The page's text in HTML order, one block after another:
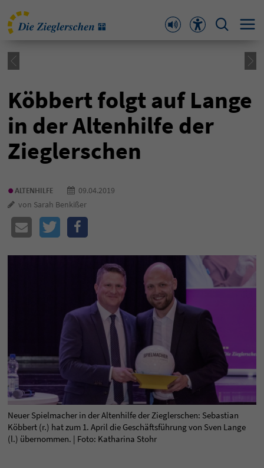
Köbbert folgt auf Lange
in der Altenhilfe der
Zieglerschen
•ALTENHILFE
09.04.2019
von Sarah Benkißer
Neuer Spielmacher in der Altenhilfe der Zieglerschen: Sebastian
Köbbert (r.) hat zum 1. April die Geschäftsführung von Sven Lange
(l.) übernommen. | Foto: Katharina Stohr